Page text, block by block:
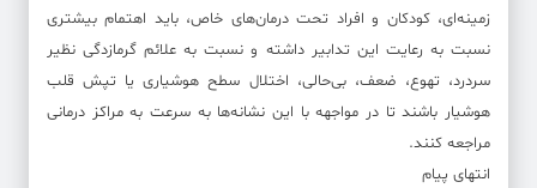
زمینه‌ای، کودکان و افراد تحت درمان‌های خاص، باید اهتمام بیشتری
نسبت به رعایت این تدابیر داشته و نسبت به علائم گرمازدگی نظیر
سردرد، تهوع، ضعف، بی‌حالی، اختلال سطح هوشیاری یا تپش قلب
هوشیار باشند تا در مواجهه با این نشانه‌ها به سرعت به مراکز درمانی
مراجعه کنند.
انتهای پیام